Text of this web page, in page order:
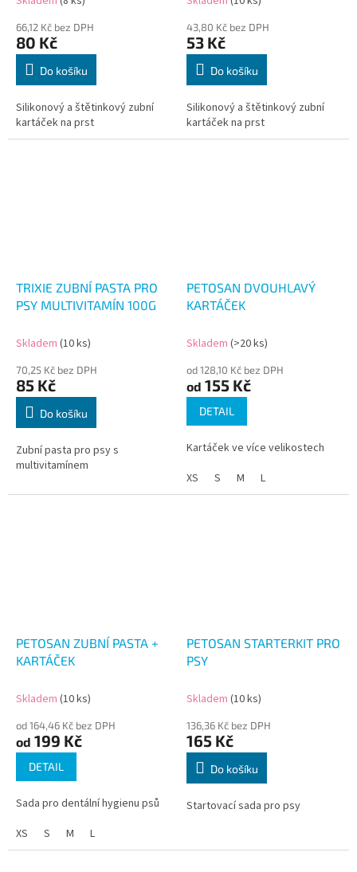
66,12 Kč bez DPH
80 Kč
Do košíku
Silikonový a štětinkový zubní
kartáček na prst
43,80 Kč bez DPH
53 Kč
Do košíku
Silikonový a štětinkový zubní
kartáček na prst
TRIXIE ZUBNÍ PASTA PRO
PSY MULTIVITAMÍN 100G
Skladem (10 ks)
70,25 Kč bez DPH
85 Kč
Do košíku
Zubní pasta pro psy s
multivitamínem
PETOSAN DVOUHLAVÝ
KARTÁČEK
Skladem (>20 ks)
od 128,10 Kč bez DPH
od 155 Kč
DETAIL
Kartáček ve více velikostech
XS
S M L
PETOSAN ZUBNÍ PASTA +
KARTÁČEK
Skladem (10 ks)
od 164,46 Kč bez DPH
od 199 Kč
DETAIL
Sada pro dentální hygienu psů
XS
S M L
PETOSAN STARTERKIT PRO
PSY
Skladem (10 ks)
136,36 Kč bez DPH
165 Kč
Do košíku
Startovací sada pro psy